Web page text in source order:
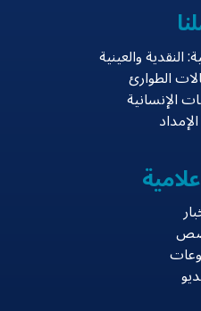
النقدية والعينية
الطوارئ
الإنسانية